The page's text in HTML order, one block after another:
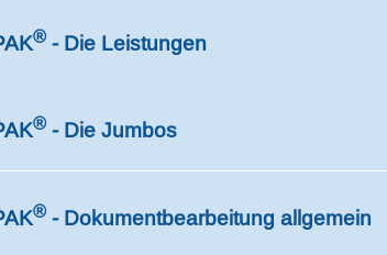
®- Die Leistungen
®- Die Jumbos
®- Dokumentbearbeitung allgemein